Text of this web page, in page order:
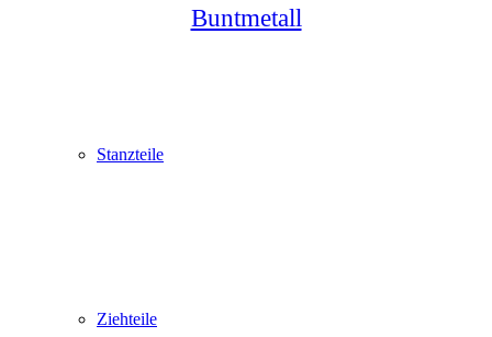
Stanzteile
Ziehteile
Buntmetall